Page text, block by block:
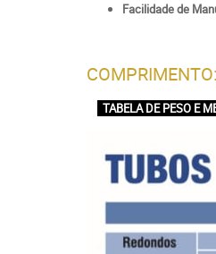
Facilidade de
TABELA DE PESO E